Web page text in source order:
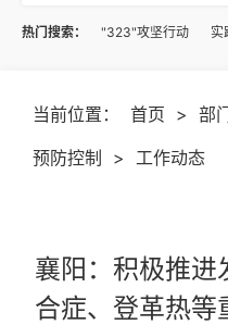
热门搜索： "323"攻坚行动 实
当前位置： 首页 > 部
预防控制
> 工作动态
襄阳：积极推进
合症、登革热等